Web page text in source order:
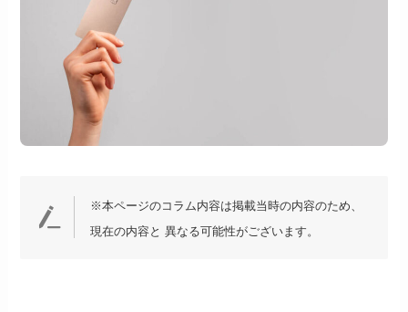
※本ページのコラム内容は掲載当時の内容のため、
現在の内容と 異なる可能性がございます。